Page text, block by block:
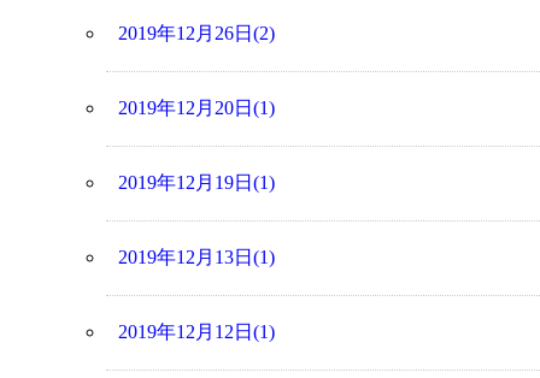
2019年12月26日(2)
2019年12月20日(1)
2019年12月19日(1)
2019年12月13日(1)
2019年12月12日(1)